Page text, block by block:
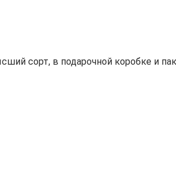
сорт, в подарочной коробке и